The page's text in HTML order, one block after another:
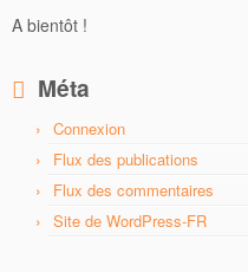
A bientôt !
Méta
Connexion
Flux des publications
Flux des commentaires
Site de WordPress-FR